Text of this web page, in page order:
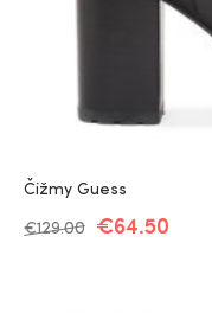
Čižmy Guess
€129.00 €64.50